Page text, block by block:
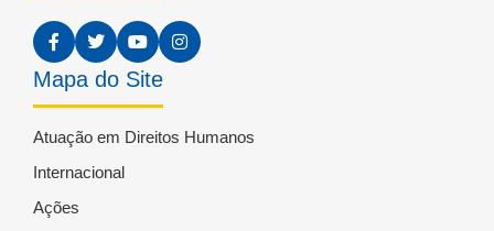
Mapa do Site
Atuação em Direitos Humanos
Internacional
Ações